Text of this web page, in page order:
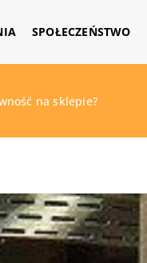
SPOŁECZEŃSTWO
na sklepie?